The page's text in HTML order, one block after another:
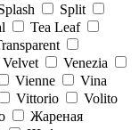
Split
Tea Leaf
Velvet
Venezia
Vienne
Vina
Vittorio
Volito
Жареная